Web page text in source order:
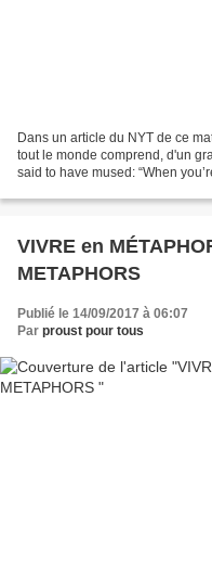
Dans un article du NYT de ce
tout le monde comprend, d'un
said to have mused: “When
VIVRE en
METAPHORS
Publié le 14/09/2017 à 06:07
Par proust pour tous